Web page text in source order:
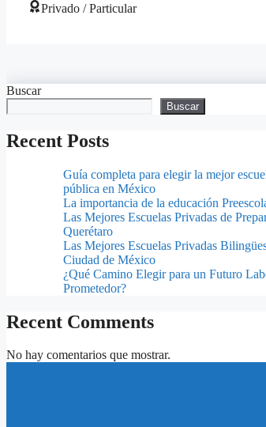
Privado / Particular
Buscar
Buscar
Recent Posts
Guía completa para elegir la mejor
pública en México
La importancia de la educación
Las Mejores Escuelas Privadas de
Querétaro
Las Mejores Escuelas Privadas
Ciudad de México
¿Qué Camino Elegir para un Futuro
Prometedor?
Recent Comments
No hay comentarios que mostrar.